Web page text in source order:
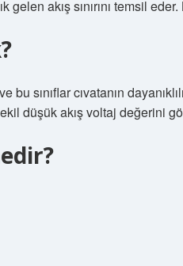
gelen akış sınırını temsil
sınıflar cıvatanın
düşük akış voltaj değerini